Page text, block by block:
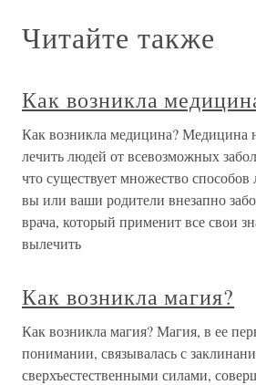
Читайте также
Как возникла
Как возникла медицина? Медицина
лечить людей от всевозможных
что существует множество
вы или ваши родители внезапно
врача, который применит все свои
вылечить
Как возникла магия?
Как возникла магия? Магия, в ее
понимании, связывалась с
сверхъестественными силами,